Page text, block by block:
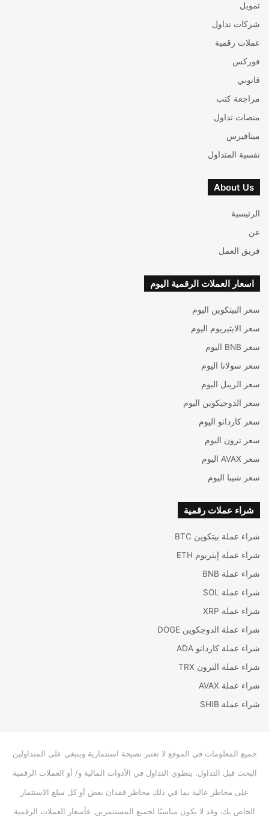
تمويل
شركات تداول
عملات رقمية
فوركس
قانوني
مراجعة كتب
منصات تداول
ميتافيرس
نفسية المتداول
About Us
الرئيسية
عن
فريق العمل
اسعار العملات الرقمية اليوم
سعر البيتكوين اليوم
سعر الايثيريوم اليوم
سعر BNB اليوم
سعر سولانا اليوم
سعر الريبل اليوم
سعر الدوجيكوين اليوم
سعر كاردانو اليوم
سعر ترون اليوم
سعر AVAX اليوم
سعر شيبا اليوم
شراء عملات رقمية
شراء عملة بيتكوين BTC
شراء عملة إيثريوم ETH
شراء عملة BNB
شراء عملة SOL
شراء عملة XRP
شراء عملة الدوجكوين DOGE
شراء عملة كاردانو ADA
شراء عملة الترون TRX
شراء عملة AVAX
شراء عملة SHIB
جميع المعلومات في الموقع لا تعتبر نصيحة استثمارية وينبغي على المتداولين
البحث قبل التداول. ينطوي التداول في الأدوات المالية و/ أو العملات الرقمية
على مخاطر عالية بما في ذلك مخاطر فقدان بعض أو كل مبلغ الاستثمار
الخاص بك، وقد لا يكون مناسبًا لجميع المستثمرين. فأسعار العملات الرقمية